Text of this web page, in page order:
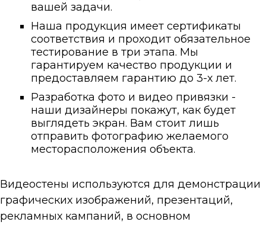
вашей задачи.
Наша продукция имеет сертификаты
соответствия и проходит обязательное
тестирование в три этапа. Мы
гарантируем качество продукции и
предоставляем гарантию до 3-х лет.
Разработка фото и видео привязки -
наши дизайнеры покажут, как будет
выглядеть экран. Вам стоит лишь
отправить фотографию желаемого
месторасположения объекта.
Видеостены используются для демонстрации
графических изображений, презентаций,
рекламных кампаний, в основном